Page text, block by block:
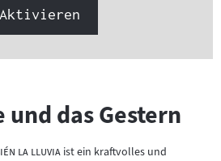
Aktivieren
und das Gestern
la lluvia"ist ein kraftvolles und